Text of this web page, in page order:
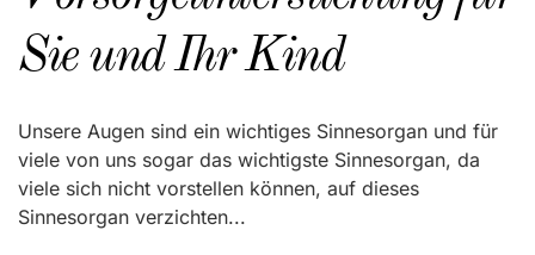
Sie und Ihr Kind
Unsere Augen sind ein wichtiges Sinnesorgan und für
viele von uns sogar das wichtigste Sinnesorgan, da
viele sich nicht vorstellen können, auf dieses
Sinnesorgan verzichten...